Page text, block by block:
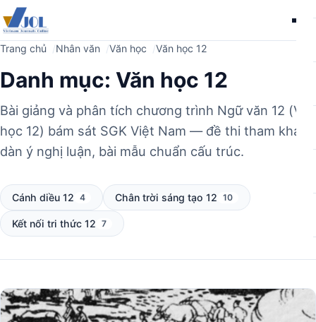
Trang chủ Nhân văn Văn học Văn học 12
Danh mục: Văn học 12
Bài giảng và phân tích chương trình Ngữ văn 12 (Văn
học 12) bám sát SGK Việt Nam — đề thi tham khảo,
dàn ý nghị luận, bài mẫu chuẩn cấu trúc.
Cánh diều 12 4 Chân trời sáng tạo 12 10
Kết nối tri thức 12 7